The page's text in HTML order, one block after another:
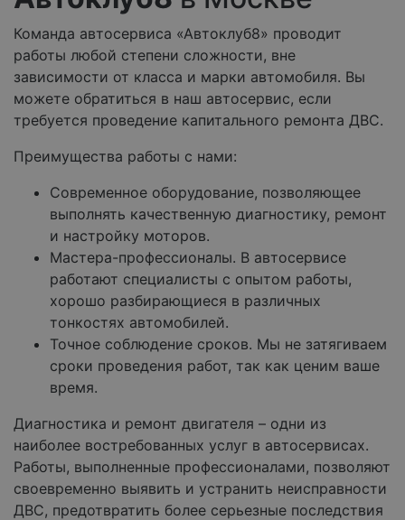
Команда автосервиса «Автоклуб8» проводит
работы любой степени сложности, вне
зависимости от класса и марки автомобиля. Вы
можете обратиться в наш автосервис, если
требуется проведение капитального ремонта ДВС.
Преимущества работы с нами:
Современное оборудование, позволяющее
выполнять качественную диагностику, ремонт
и настройку моторов.
Мастера-профессионалы. В автосервисе
работают специалисты с опытом работы,
хорошо разбирающиеся в различных
тонкостях автомобилей.
Точное соблюдение сроков. Мы не затягиваем
сроки проведения работ, так как ценим ваше
время.
Диагностика и ремонт двигателя – одни из
наиболее востребованных услуг в автосервисах.
Работы, выполненные профессионалами, позволяют
своевременно выявить и устранить неисправности
ДВС, предотвратить более серьезные последствия